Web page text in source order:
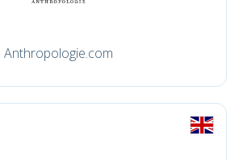
Anthropologie.com